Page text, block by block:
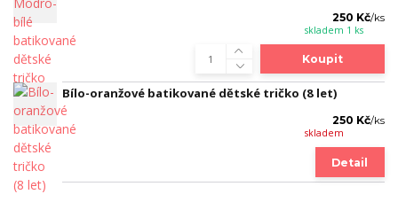
250 Kč/ks
skladem 1 ks
Koupit
Bílo-oranžové batikované dětské tričko (8 let)
250 Kč/ks
skladem
Detail